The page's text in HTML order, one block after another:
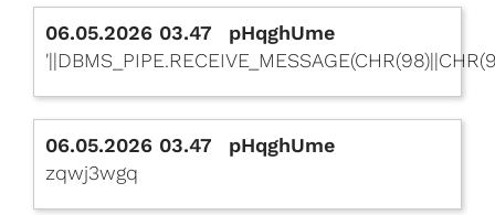
06.05.2026 03.47
pHqghUme
06.05.2026 03.47
pHqghUme
zqwj3wgq